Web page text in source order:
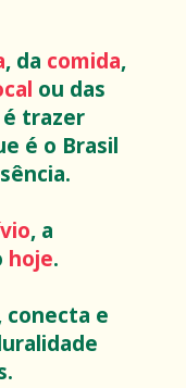
, da comida,
ou das
trazer
é o Brasil
, a
hoje.
conecta e